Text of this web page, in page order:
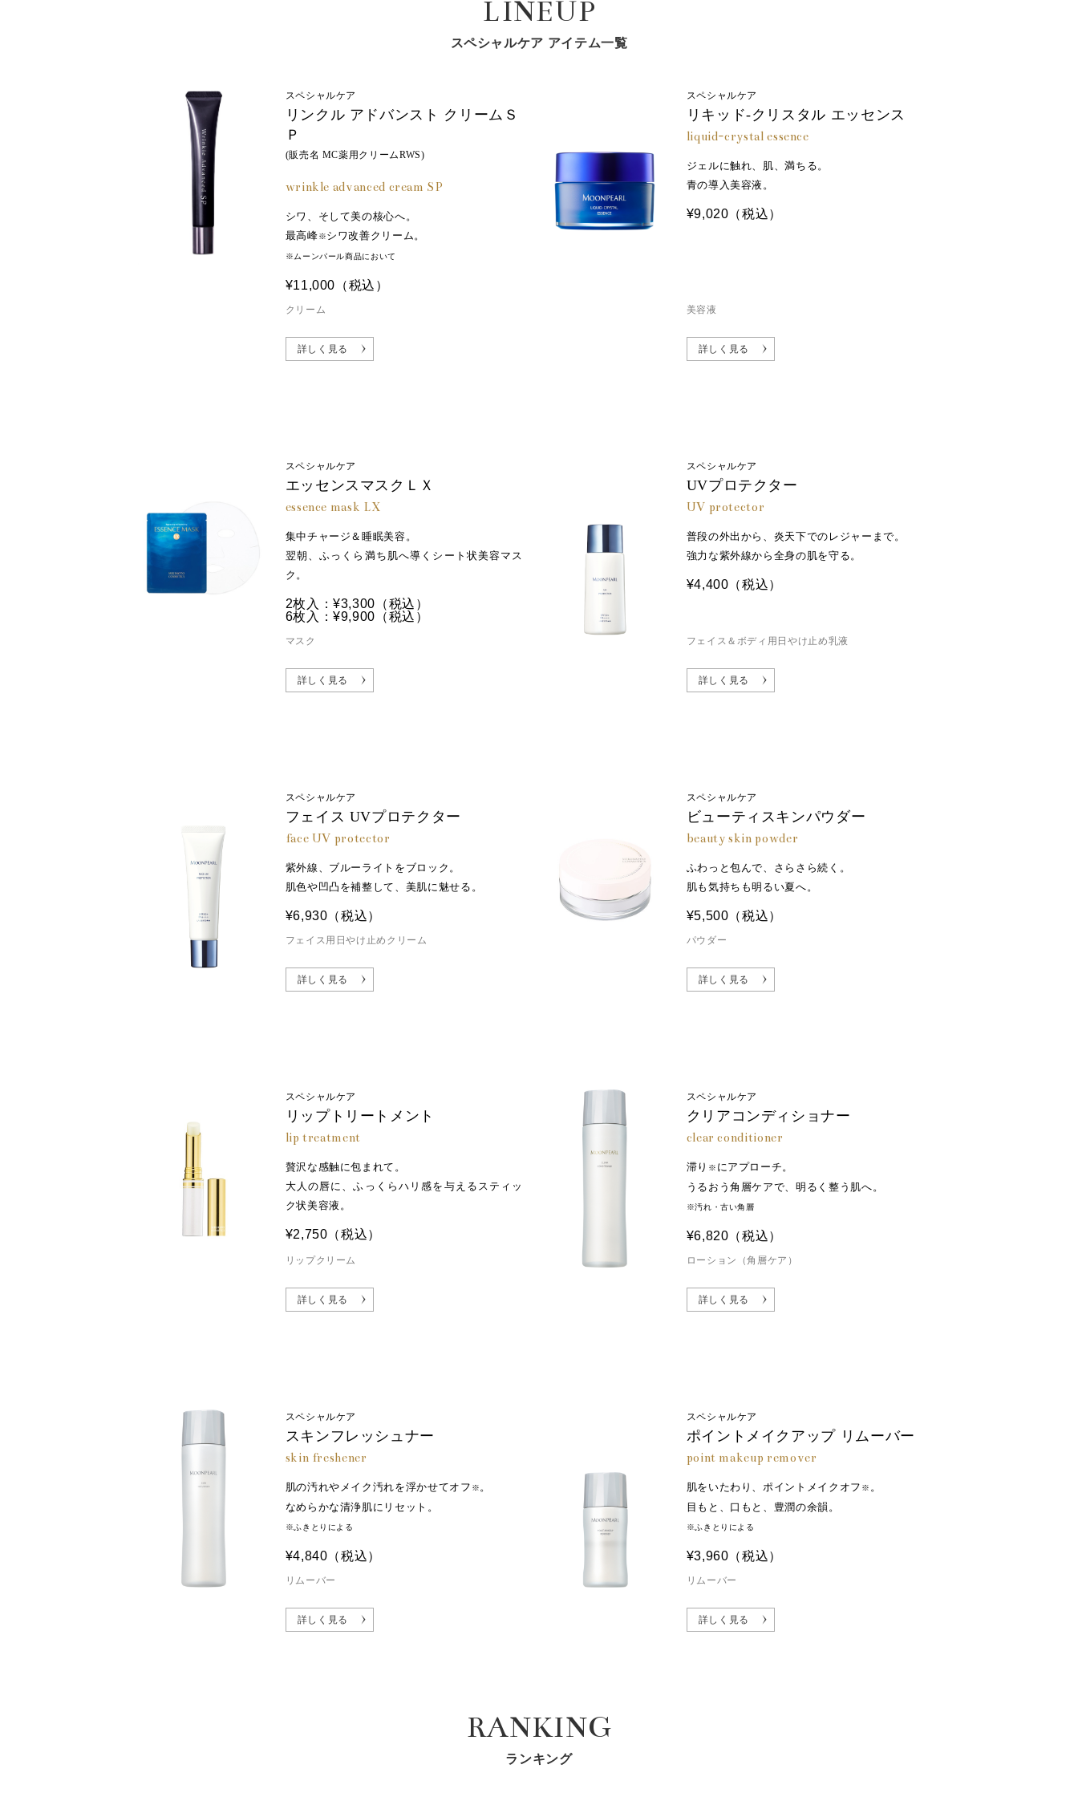
ビル、トコフェロール、トリスヘキシルデカン酸ピリドキシン、水添レチノール（整肌成分）、スフィンゴ糖脂質（保湿成分） ※5:整肌成分
ヘニル）、レシチン、水添レシチン、カルボマー、ステアリン酸ポリグリセリル－１０、リン酸２Ｎａ、リン酸Ｋ、水酸化Ｋ
LINEUP
スペシャルケア アイテム一覧
スペシャルケア
リンクル アドバンスト クリームＳ
Ｐ
(販売名 MC薬用クリームRWS)
wrinkle advanced cream SP
シワ、そして美の核心へ。
最高峰※シワ改善クリーム。
※ムーンパール商品において
クリーム
¥11,000 （税込）
詳しく見る
スペシャルケア
リキッド-クリスタル エッセンス
liquid-crystal essence
ジェルに触れ、肌、満ちる。
青の導入美容液。
美容液
¥9,020 （税込）
詳しく見る
スペシャルケア
エッセンスマスクＬＸ
essence mask LX
集中チャージ＆睡眠美容。
翌朝、ふっくら満ち肌へ導くシート状美容マス
ク。
マスク
2枚入：¥3,300 （税込）
6枚入：¥9,900 （税込）
詳しく見る
スペシャルケア
UVプロテクター
UV protector
普段の外出から、炎天下でのレジャーまで。
強力な紫外線から全身の肌を守る。
フェイス＆ボディ用日やけ止め乳液
¥4,400 （税込）
詳しく見る
スペシャルケア
フェイス UVプロテクター
face UV protector
紫外線、ブルーライトをブロック。
肌色や凹凸を補整して、美肌に魅せる。
フェイス用日やけ止めクリーム
¥6,930 （税込）
詳しく見る
スペシャルケア
ビューティスキンパウダー
beauty skin powder
ふわっと包んで、さらさら続く。
肌も気持ちも明るい夏へ。
パウダー
¥5,500 （税込）
詳しく見る
スペシャルケア
リップトリートメント
lip treatment
贅沢な感触に包まれて。
大人の唇に、ふっくらハリ感を与えるスティッ
ク状美容液。
リップクリーム
¥2,750 （税込）
詳しく見る
スペシャルケア
クリアコンディショナー
clear conditioner
滞り ※ にアプローチ。
うるおう角層ケアで、明るく整う肌へ。
※汚れ・古い角層
ローション（角層ケア）
¥6,820 （税込）
詳しく見る
スペシャルケア
スキンフレッシュナー
skin freshener
肌の汚れやメイク汚れを浮かせてオフ ※。
なめらかな清浄肌にリセット。
※ふきとりによる
リムーバー
¥4,840 （税込）
詳しく見る
スペシャルケア
ポイントメイクアップ リムーバー
point makeup remover
肌をいたわり、ポイントメイクオフ ※ 。
目もと、口もと、豊潤の余韻。
※ふきとりによる
リムーバー
¥3,960 （税込）
詳しく見る
RANKING
ランキング